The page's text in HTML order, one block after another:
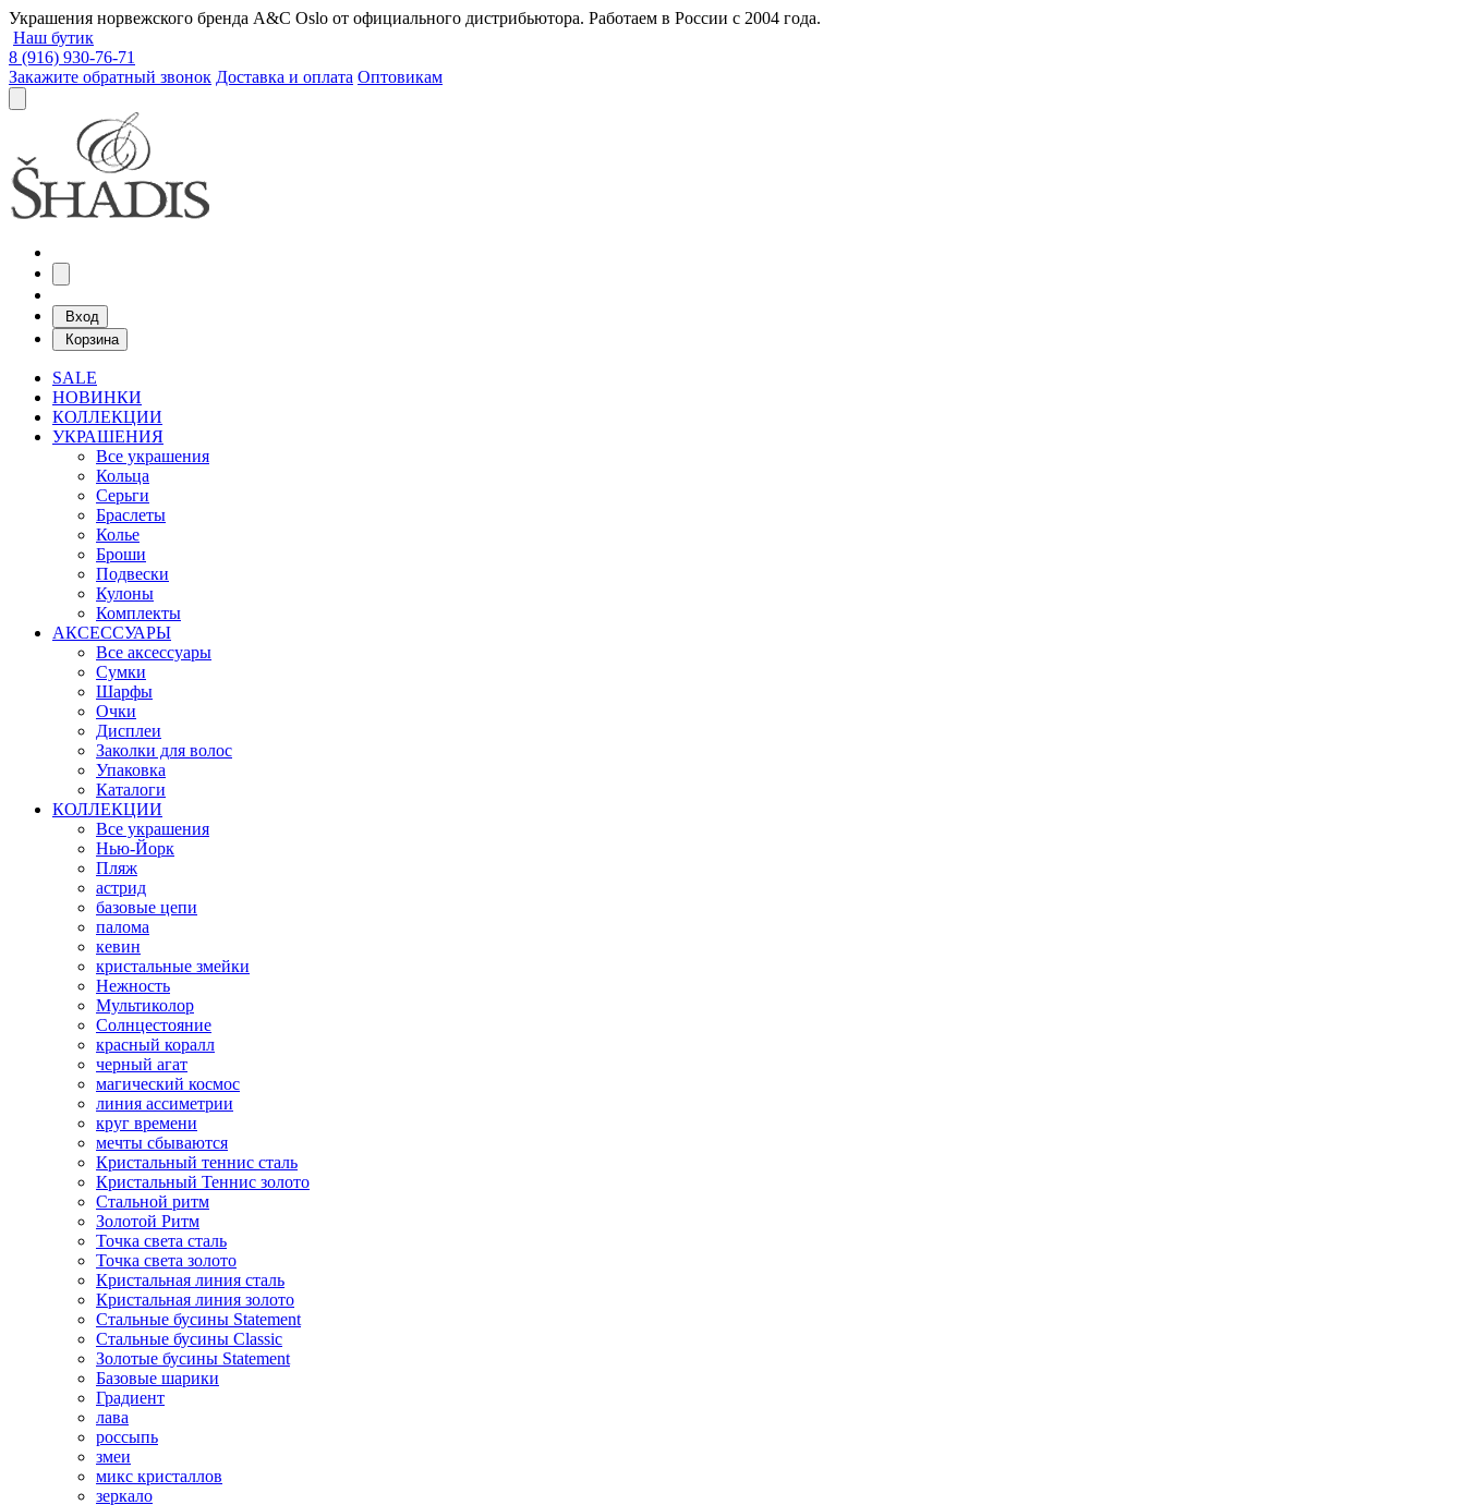
Украшения норвежского бренда A&C Oslo от официального дистрибьютора. Работаем в России с 2004 года.
Наш бутик
8 (916) 930-76-71
Закажите обратный звонок Доставка и оплата Оптовикам
Вход
Корзина
SALE
НОВИНКИ
КОЛЛЕКЦИИ
УКРАШЕНИЯ
Все украшения
Кольца
Серьги
Браслеты
Колье
Броши
Подвески
Кулоны
Комплекты
АКСЕССУАРЫ
Все аксессуары
Сумки
Шарфы
Очки
Дисплеи
Заколки для волос
Упаковка
Каталоги
КОЛЛЕКЦИИ
Все украшения
Нью-Йорк
Пляж
астрид
базовые цепи
палома
кевин
кристальные змейки
Нежность
Мультиколор
Солнцестояние
красный коралл
черный агат
магический космос
линия ассиметрии
круг времени
мечты сбываются
Кристальный теннис сталь
Кристальный Теннис золото
Стальной ритм
Золотой Ритм
Точка света сталь
Точка света золото
Кристальная линия сталь
Кристальная линия золото
Стальные бусины Statement
Стальные бусины Classic
Золотые бусины Statement
Базовые шарики
Градиент
лава
россыпь
змеи
микс кристаллов
зеркало